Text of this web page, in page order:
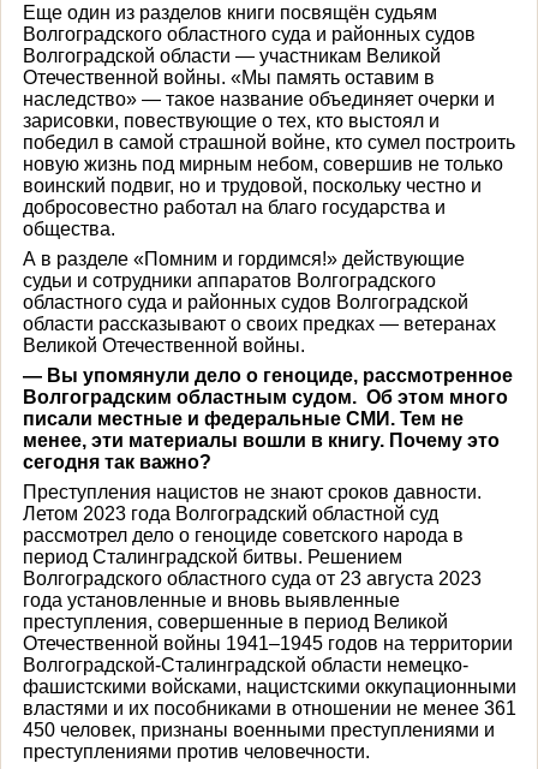
Еще один из разделов книги посвящён судьям
Волгоградского областного суда и районных судов
Волгоградской области — участникам Великой
Отечественной войны. «Мы память оставим в
наследство» — такое название объединяет очерки и
зарисовки, повествующие о тех, кто выстоял и
победил в самой страшной войне, кто сумел построить
новую жизнь под мирным небом, совершив не только
воинский подвиг, но и трудовой, поскольку честно и
добросовестно работал на благо государства и
общества.
А в разделе «Помним и гордимся!» действующие
судьи и сотрудники аппаратов Волгоградского
областного суда и районных судов Волгоградской
области рассказывают о своих предках — ветеранах
Великой Отечественной войны.
— Вы упомянули дело о геноциде, рассмотренное
Волгоградским областным судом. Об этом много
писали местные и федеральные СМИ. Тем не
менее, эти материалы вошли в книгу. Почему это
сегодня так важно?
Преступления нацистов не знают сроков давности.
Летом 2023 года Волгоградский областной суд
рассмотрел дело о геноциде советского народа в
период Сталинградской битвы. Решением
Волгоградского областного суда от 23 августа 2023
года установленные и вновь выявленные
преступления, совершенные в период Великой
Отечественной войны 1941–1945 годов на территории
Волгоградской-Сталинградской области немецко-
фашистскими войсками, нацистскими оккупационными
властями и их пособниками в отношении не менее 361
450 человек, признаны военными преступлениями и
преступлениями против человечности.